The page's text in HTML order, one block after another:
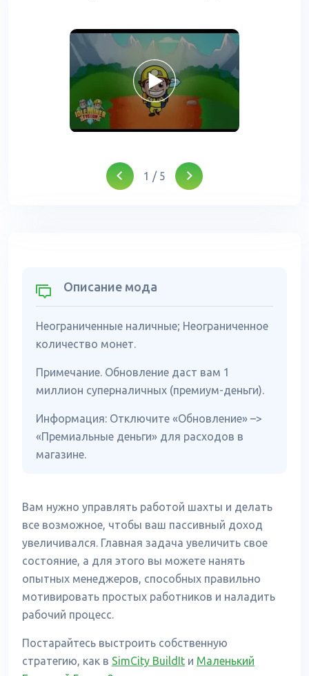
1 / 5
Описание мода
Неограниченные наличные; Неограниченное
количество монет.
Примечание. Обновление даст вам 1
миллион суперналичных (премиум-деньги).
Информация: Отключите «Обновление» –>
«Премиальные деньги» для расходов в
магазине.
Вам нужно управлять работой шахты и делать
все возможное, чтобы ваш пассивный доход
увеличивался. Главная задача увеличить свое
состояние, а для этого вы можете нанять
опытных менеджеров, способных правильно
мотивировать простых работников и наладить
рабочий процесс.
Постарайтесь выстроить собственную
стратегию, как в SimCity BuildIt и Маленький